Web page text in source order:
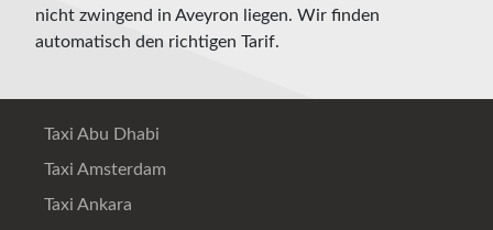
nicht zwingend in Aveyron liegen. Wir finden
automatisch den richtigen Tarif.
Taxi Abu Dhabi
Taxi Amsterdam
Taxi Ankara